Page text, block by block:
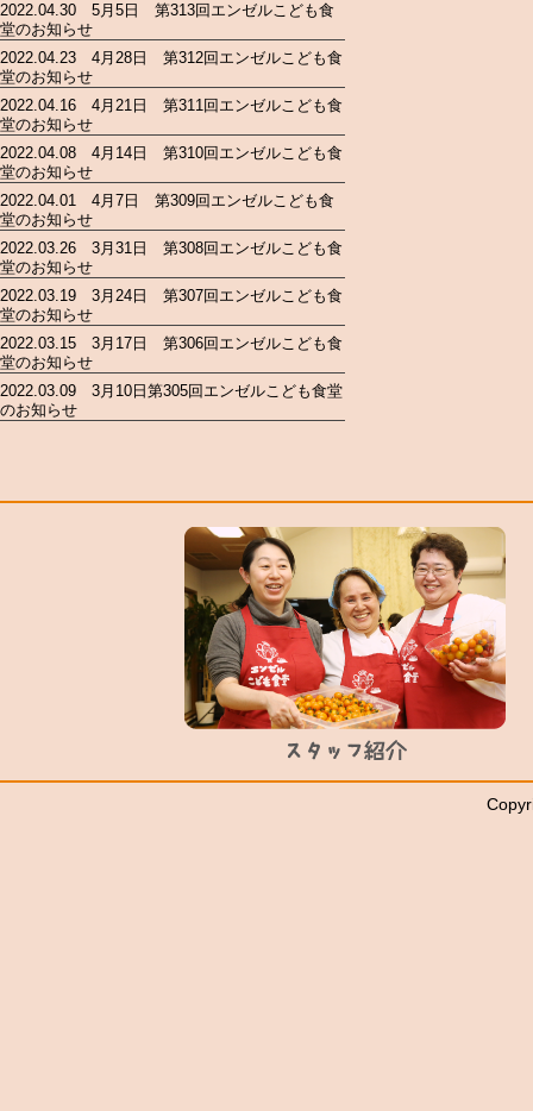
2022.04.30 5月5日 第313回エンゼルこども食
堂のお知らせ
2022.04.23 4月28日 第312回エンゼルこども食
堂のお知らせ
2022.04.16 4月21日 第311回エンゼルこども食
堂のお知らせ
2022.04.08 4月14日 第310回エンゼルこども食
堂のお知らせ
2022.04.01 4月7日 第309回エンゼルこども食
堂のお知らせ
2022.03.26 3月31日 第308回エンゼルこども食
堂のお知らせ
2022.03.19 3月24日 第307回エンゼルこども食
堂のお知らせ
2022.03.15 3月17日 第306回エンゼルこども食
堂のお知らせ
2022.03.09 3月10日第305回エンゼルこども食堂
のお知らせ